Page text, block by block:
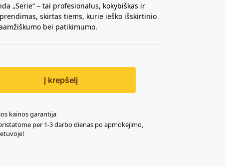
„Serie“ – tai profesionalus, kokybiškas ir
skirtas tiems, kurie ieško išskirtinio
bei patikimumo.
Į krepšelį
kainos garantija
per 1-3 darbo dienas po apmokėjimo,